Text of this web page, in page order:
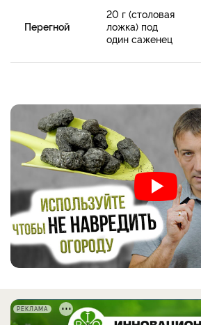
Перегной
20 г (столовая
ложка) под
один саженец
РЕКЛАМА